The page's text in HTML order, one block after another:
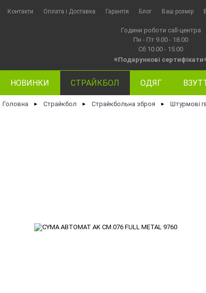
Контакти Оплата i Доставка Гарантія Блог Ваш розмір
Години роботи call-центра
Пн - Пт 9.00 - 18.00
Сб 10.00 - 15.00
⭐Подарункові
НОВИНКИ СТРАЙКБОЛ ОДЯГ
Головна ► Страйкбол ► Страйкбольна зброя ► Штурмові